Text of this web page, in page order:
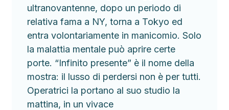
ultranovantenne, dopo un periodo di
relativa fama a NY, torna a Tokyo ed
entra volontariamente in manicomio. Solo
la malattia mentale può aprire certe
porte. “Infinito presente” è il nome della
mostra: il lusso di perdersi non è per tutti.
Operatrici la portano al suo studio la
mattina, in un vivace